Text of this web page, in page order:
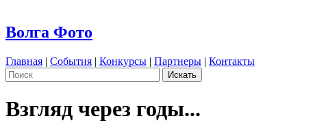
Волга Фото
Главная | События | Конкурсы | Партнеры | Контакты
Взгляд через годы...